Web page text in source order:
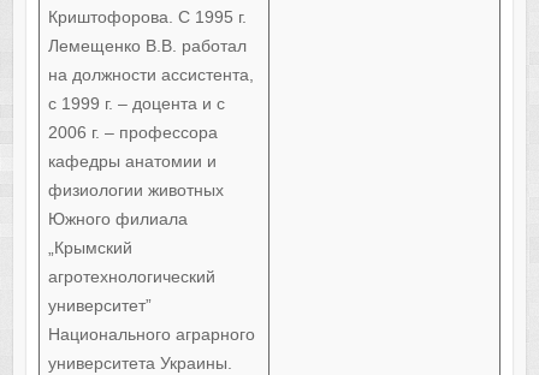
Криштофорова. С 1995 г.
Лемещенко В.В. работал
на должности ассистента,
с 1999 г. – доцента и с
2006 г. – профессора
кафедры анатомии и
физиологии животных
Южного филиала
„Крымский
агротехнологический
университет”
Национального аграрного
университета Украины.